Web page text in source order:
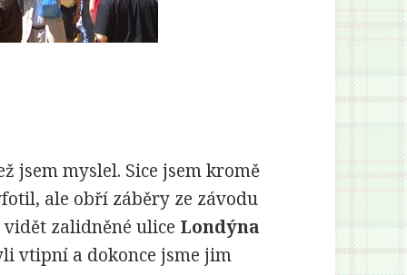
jsem myslel. Sice jsem kromě
ale obří záběry ze závodu
zalidněné ulice Londýna
vtipní a dokonce jsme jim